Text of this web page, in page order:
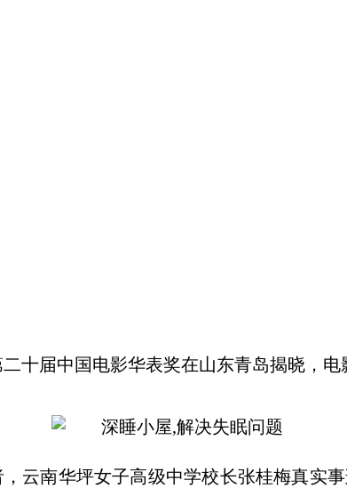
届中国电影华表奖在山东青岛揭晓，
，云南华坪女子高级中学校长张桂梅真实